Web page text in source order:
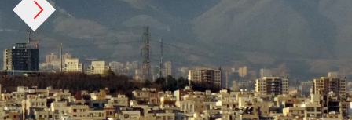
att leda till varaktiga förändringar i alla delar
av det iranska samhället, från eliten till de
fattiga